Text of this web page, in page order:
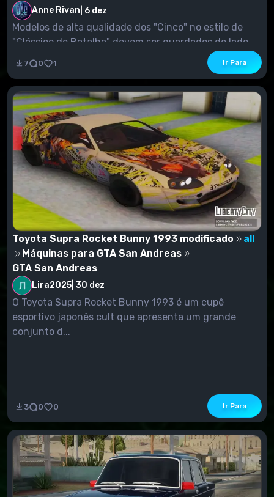
Anne Rivan 6 dez
Modelos de alta qualidade dos "Cinco" no estilo de
"Clássico de Batalha" devem ser guardados de lado...
7 0 1 Ir Para
Toyota Supra Rocket Bunny 1993 modificado
all
Máquinas para GTA San Andreas
GTA San Andreas
Lira2025 30 dez
O Toyota Supra Rocket Bunny 1993 é um cupê
esportivo japonês cult que apresenta um grande
conjunto d...
3 0 0 Ir Para